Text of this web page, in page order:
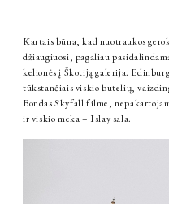
Kartais būna, kad nuotraukos
džiaugiuosi, pagaliau
kelionės į Škotiją galerija.
tūkstančiais viskio butelių,
Bondas Skyfall filme,
ir viskio meka – Islay sala.